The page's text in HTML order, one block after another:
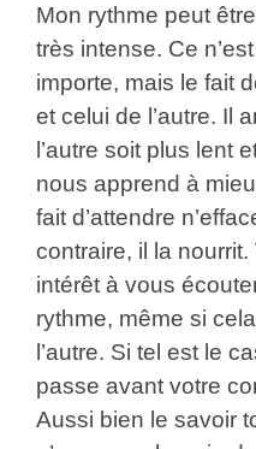
Mon rythme peut
très intense. Ce
importe, mais le fait
et celui de l’autre. Il
l’autre soit plus lent
nous apprend à
fait d’attendre
contraire, il la
intérêt à vous
rythme, même si
l’autre. Si tel est le
passe avant votre
Aussi bien le savoir